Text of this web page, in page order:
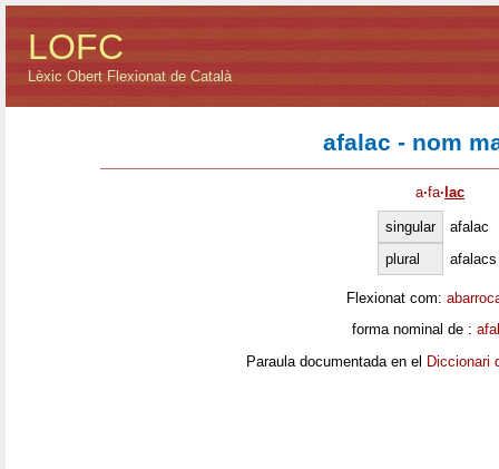
LOFC
Lèxic Obert Flexionat de Català
afalac - nom
a·fa· lac
singular
afalac
plural
afalacs
Flexionat com:
forma nominal de :
Paraula documentada en el Diccionari